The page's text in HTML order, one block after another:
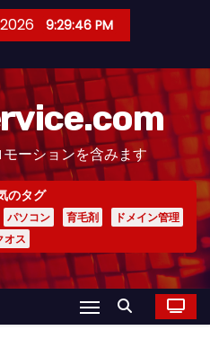
9:29:47 PM
ーションを含みます
のタグ
パソコン 育毛剤
ドメイン管理
オス